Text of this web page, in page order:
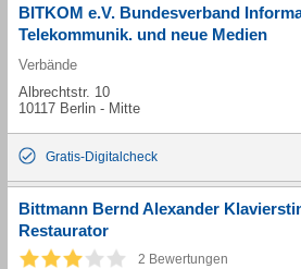
BITKOM e.V. Bundesverband
Telekommunik. und neue Medien
Verbände
Albrechtstr. 10
10117 Berlin - Mitte
Gratis-Digitalcheck
Bittmann Bernd Alexander
Restaurator
2 Bewertungen